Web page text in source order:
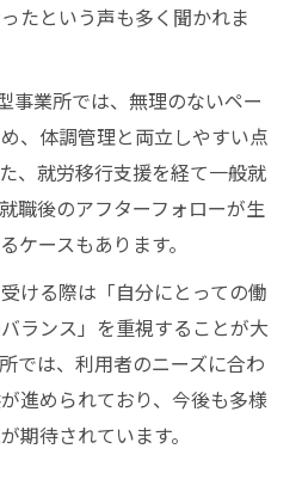
たという声も多く聞かれま
事業所では、無理のないペー
、体調管理と両立しやすい点
、就労移行支援を経て一般就
職後のアフターフォローが生
ケースもあります。
ける際は「自分にとっての働
ランス」を重視することが大
では、利用者のニーズに合わ
進められており、今後も多様
期待されています。